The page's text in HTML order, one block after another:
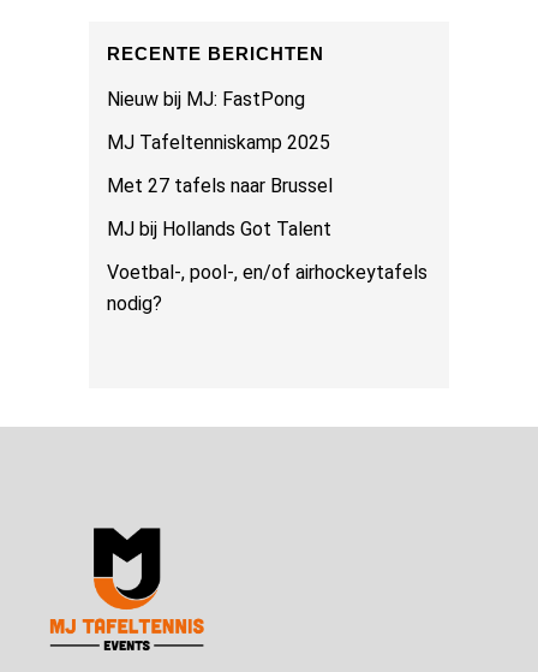
RECENTE BERICHTEN
Nieuw bij MJ: FastPong
MJ Tafeltenniskamp 2025
Met 27 tafels naar Brussel
MJ bij Hollands Got Talent
Voetbal-, pool-, en/of airhockeytafels
nodig?